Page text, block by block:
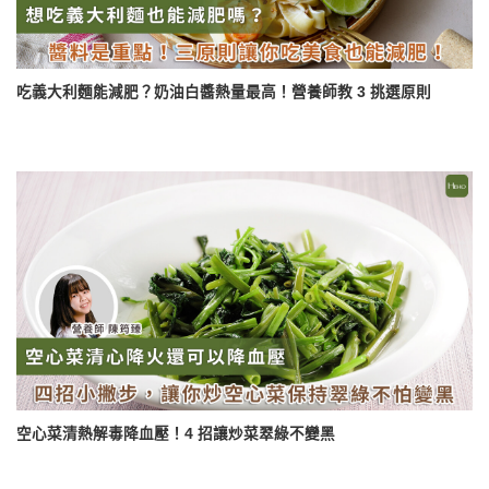
吃義大利麵能減肥？奶油白醬熱量最高！營養師教 3 挑選原則
空心菜清熱解毒降血壓！4 招讓炒菜翠綠不變黑